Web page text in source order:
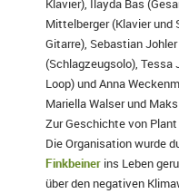
Klavier), Ilayda Bas
Mittelberger (Klavier und
Gitarre), Sebastian
(Schlagzeugsolo), Tessa
Loop) und Anna
Mariella Walser und
Zur Geschichte von
Die Organisation wurde
Finkbeiner ins Leben
über den negativen